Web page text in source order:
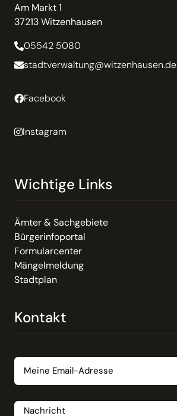
Am Markt 1
37213 Witzenhausen
05542 5080
stadtverwaltung@witzenhausen.de
Facebook
Instagram
Wichtige Links
Ämter & Sachgebiete
Bürgerinfoportal
Formularcenter
Mängelmeldung
Stadtplan
Kontakt